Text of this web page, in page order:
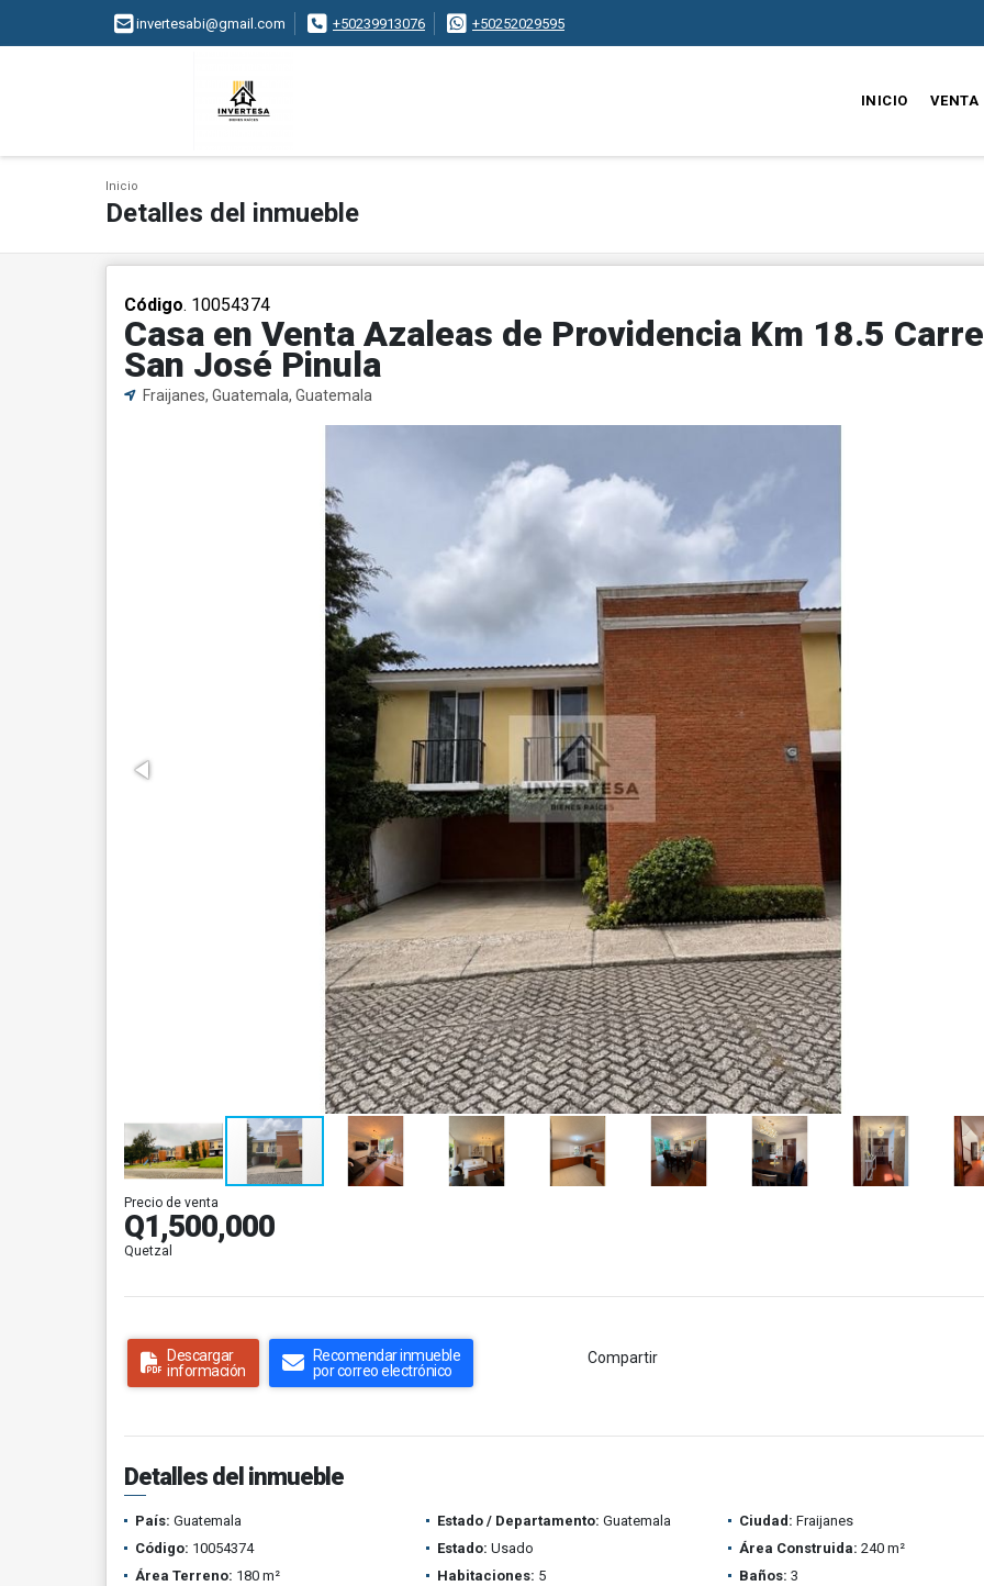
invertesabi@gmail.com +50239913076 +50252029595
INICIO VENTA
Inicio
Detalles del inmueble
Código. 10054374
Casa en Venta Azaleas de Providencia Km 18.5
San José Pinula
Fraijanes, Guatemala, Guatemala
Precio de venta
Q1,500,000
Quetzal
Descargar
información
Recomendar inmueble
por correo electrónico
Compartir
Detalles del inmueble
País: Guatemala Estado / Departamento: Guatemala Ciudad: Fraijanes
Código: 10054374 Estado: Usado Área Construida: 240 m²
Área Terreno: 180 m² Habitaciones: 5 Baños: 3